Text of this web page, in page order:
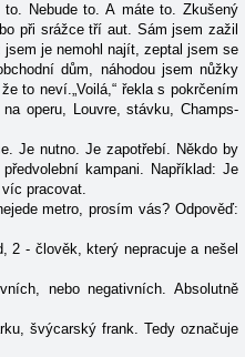
Nebude to. A máte to. Zkušený
při srážce tří aut. Sám jsem zažil
je nemohl najít, zeptal jsem se
dům, náhodou jsem nůžky
to neví.„Voilá,“ řekla s pokrčením
operu, Louvre, stávku, Champs-
Je nutno. Je zapotřebí. Někdo by
kampani. Například: Je
pracovat.
metro, prosím vás? Odpověď:
2 - člověk, který nepracuje a nešel
nebo negativních. Absolutně
švýcarský frank. Tedy označuje